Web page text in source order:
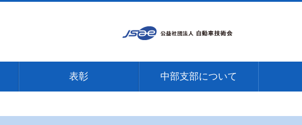
表彰 中部支部について